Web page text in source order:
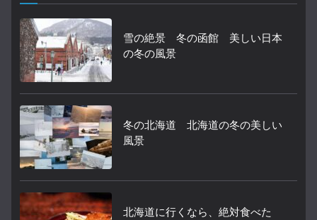
雪の絶景 冬の函館 美しい日本
の冬の風景
冬の北海道 北海道の冬の美しい
風景
北海道に行くなら、絶対食べた